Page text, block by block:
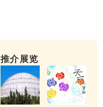
推介展览